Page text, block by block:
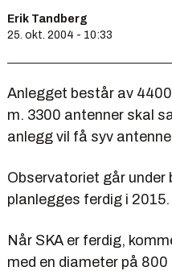
Erik Tandberg
25. okt. 2004 - 10:33
Anlegget består av
m. 3300 antenner skal
anlegg vil få syv
Observatoriet går under
planlegges ferdig i 2015.
Når SKA er ferdig,
med en diameter på